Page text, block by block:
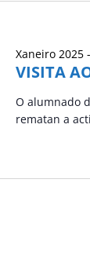
VISITA
Xaneiro 2025
O alumnado
rematan a